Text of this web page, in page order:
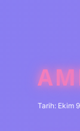
Tarih: Ekim